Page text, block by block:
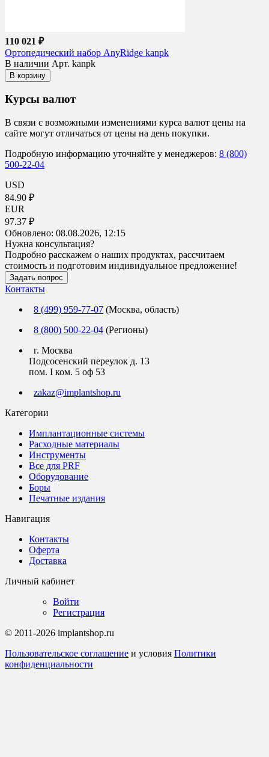
110 021 ₽
Ортопедический набор AnyRidge kanpk
В наличии Арт. kanpk
В корзину
Курсы валют
В связи с возможными изменениями курса валют цены на
сайте могут отличаться от цены на день покупки.
Подробную информацию уточняйте у менеджеров: 8 (800)
500-22-04
USD
84.90 ₽
EUR
97.37 ₽
Обновлено: 08.08.2026, 12:15
Нужна консультация?
Подробно расскажем о наших продуктах, рассчитаем
стоимость и подготовим индивидуальное предложение!
Задать вопрос
Контакты
8 (499) 959-77-07 (Москва, область)
8 (800) 500-22-04 (Регионы)
г. Москва
Подсосенский переулок д. 13
пом. I ком. 5 оф 53
zakaz@implantshop.ru
Категории
Имплантационные системы
Расходные материалы
Инструменты
Все для PRF
Оборудование
Боры
Печатные издания
Навигация
Контакты
Оферта
Доставка
Личный кабинет
Войти
Регистрация
© 2011-2026 implantshop.ru
Пользовательское соглашение и условия Политики
конфиденциальности